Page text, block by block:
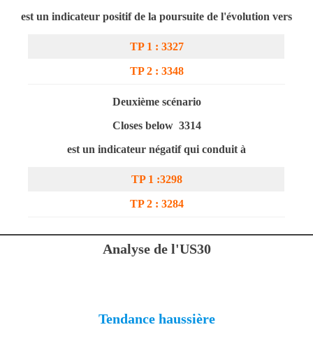
est un indicateur positif de la poursuite de l'évolution vers
TP 1 : 3327
TP 2 : 3348
Deuxième scénario
Closes below 3314
est un indicateur négatif qui conduit à
TP 1 :3298
TP 2 : 3284
Analyse de l'US30
Tendance haussière